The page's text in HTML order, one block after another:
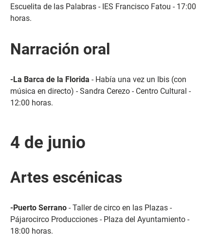
Escuelita de las Palabras - IES Francisco Fatou - 17:00
horas.
Narración oral
-La Barca de la Florida - Había una vez un Ibis (con
música en directo) - Sandra Cerezo - Centro Cultural -
12:00 horas.
4 de junio
Artes escénicas
-Puerto Serrano- Taller de circo en las Plazas -
Pájarocirco Producciones - Plaza del Ayuntamiento -
18:00 horas.